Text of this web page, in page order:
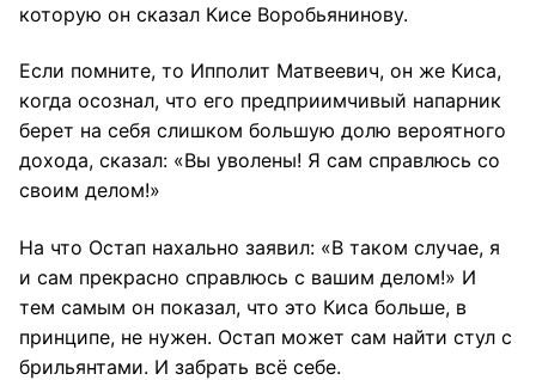
которую он сказал Кисе Воробьянинову.
Если помните, то Ипполит Матвеевич, он же Киса,
когда осознал, что его предприимчивый напарник
берет на себя слишком большую долю вероятного
дохода, сказал: «Вы уволены! Я сам справлюсь со
своим делом!»
На что Остап нахально заявил: «В таком случае, я
и сам прекрасно справлюсь с вашим делом!» И
тем самым он показал, что это Киса больше, в
принципе, не нужен. Остап может сам найти стул с
брильянтами. И забрать всё себе.